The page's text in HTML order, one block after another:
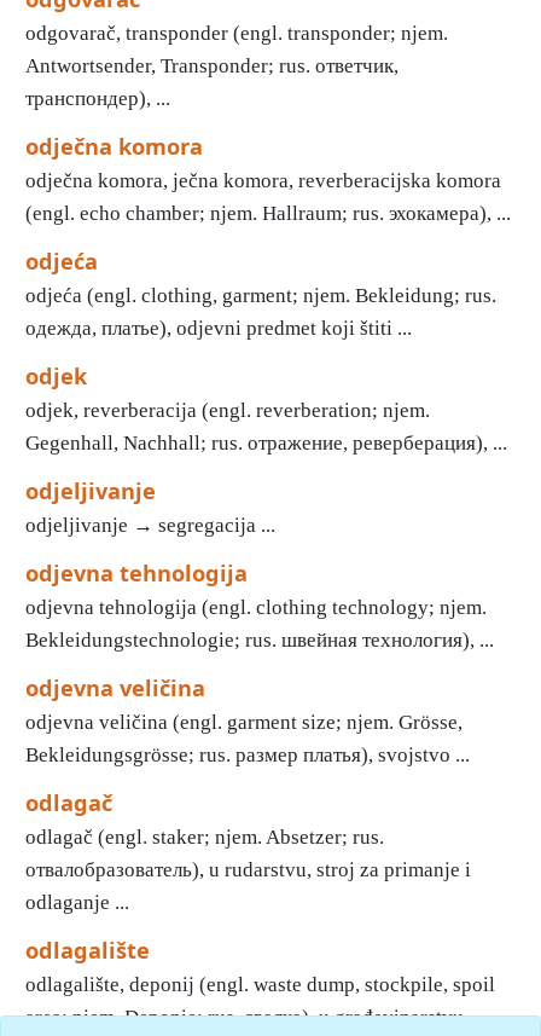
odgovarač, transponder (engl. transponder; njem.
Antwortsender, Transponder; rus. ответчик,
транспондер), ...
odječna komora
odječna komora, ječna komora, reverberacijska komora
(engl. echo chamber; njem. Hallraum; rus. эхокамера), ...
odjeća
odjeća (engl. clothing, garment; njem. Bekleidung; rus.
одежда, платье), odjevni predmet koji štiti ...
odjek
odjek, reverberacija (engl. reverberation; njem.
Gegenhall, Nachhall; rus. отражение, реверберация), ...
odjeljivanje
odjeljivanje → segregacija ...
odjevna tehnologija
odjevna tehnologija (engl. clothing technology; njem.
Bekleidungstechnologie; rus. швейная технология), ...
odjevna veličina
odjevna veličina (engl. garment size; njem. Grösse,
Bekleidungsgrösse; rus. размер платья), svojstvo ...
odlagač
odlagač (engl. staker; njem. Absetzer; rus.
отвалобразователь), u rudarstvu, stroj za primanje i
odlaganje ...
odlagalište
odlagalište, deponij (engl. waste dump, stockpile, spoil
area; njem. Deponie; rus. свалка), u građevinarstvu, ...